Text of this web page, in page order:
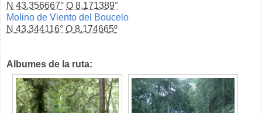
N 43.356667° O 8.171389°
Molino de Viento del Boucelo
N 43.344116° O 8.174665º
Albumes de la ruta: